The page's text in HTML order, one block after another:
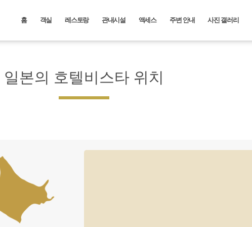
홈 객실 레스토랑 관내시설 액세스 주변 안내 사진 갤러리
일본의 호텔비스타 위치